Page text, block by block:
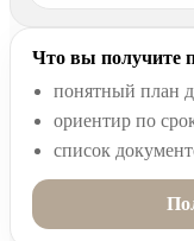
Что вы получите
понятный план
ориентир по
список